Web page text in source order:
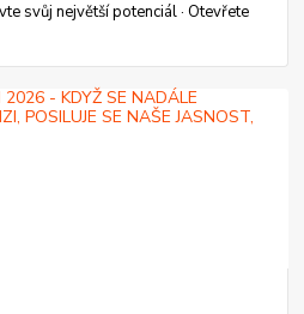
svůj největší potenciál · Otevřete